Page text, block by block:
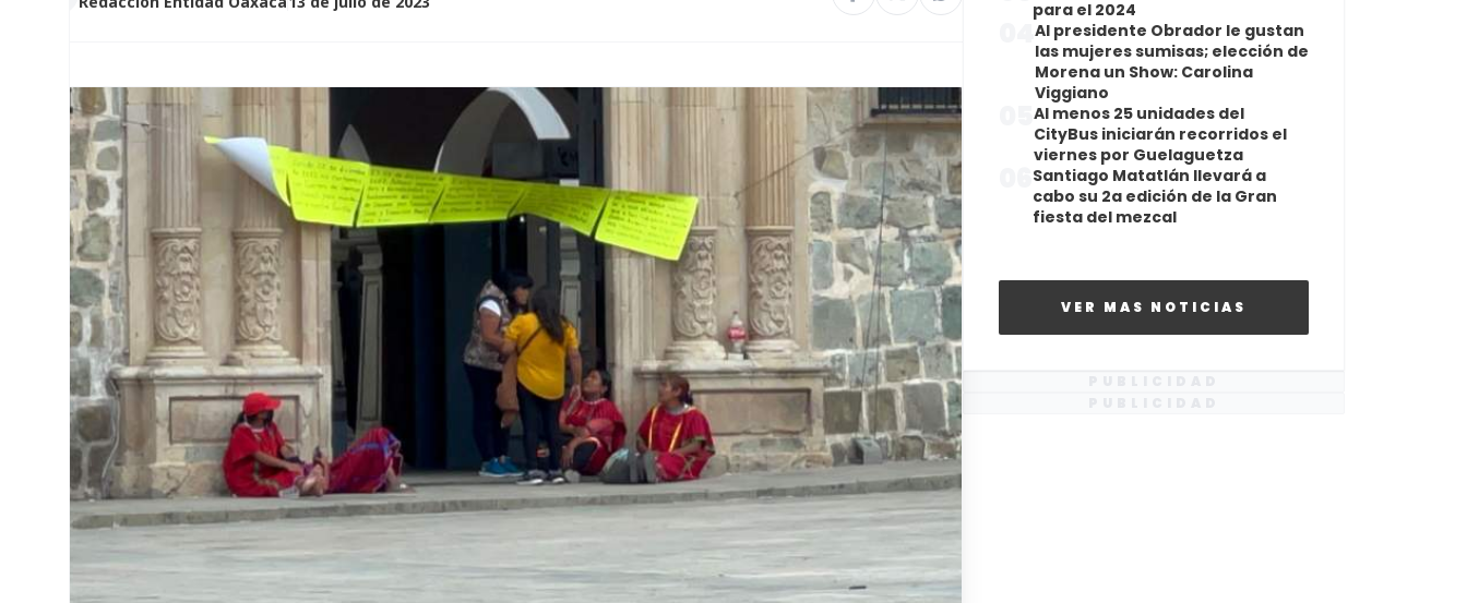
para el 2024
Al presidente Obrador le gustan
las mujeres sumisas; elección de
Morena un Show: Carolina
Viggiano
Al menos 25 unidades del
CityBus iniciarán recorridos el
viernes por Guelaguetza
Santiago Matatlán llevará a
cabo su 2a edición de la Gran
fiesta del mezcal
VER MAS NOTICIAS